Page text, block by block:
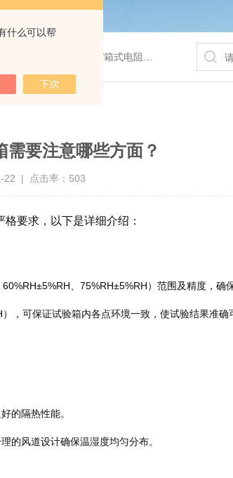
什么可以帮
/管式炉/气氛炉/试验箱/摇床/振荡器/水槽/水浴锅等
需要注意哪些方面？
22 | 点击率：503
要求，以下是详细介绍：
、75%RH±5%RH）范围及精度，确
可保证试验箱内各点环境一致，使试验结果准确
的隔热性能。
的风道设计确保温湿度均匀分布。